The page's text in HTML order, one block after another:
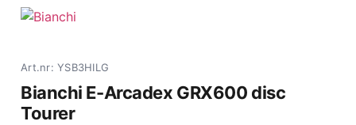
Art.nr: YSB3HILG
Bianchi E-Arcadex GRX600 disc
Tourer